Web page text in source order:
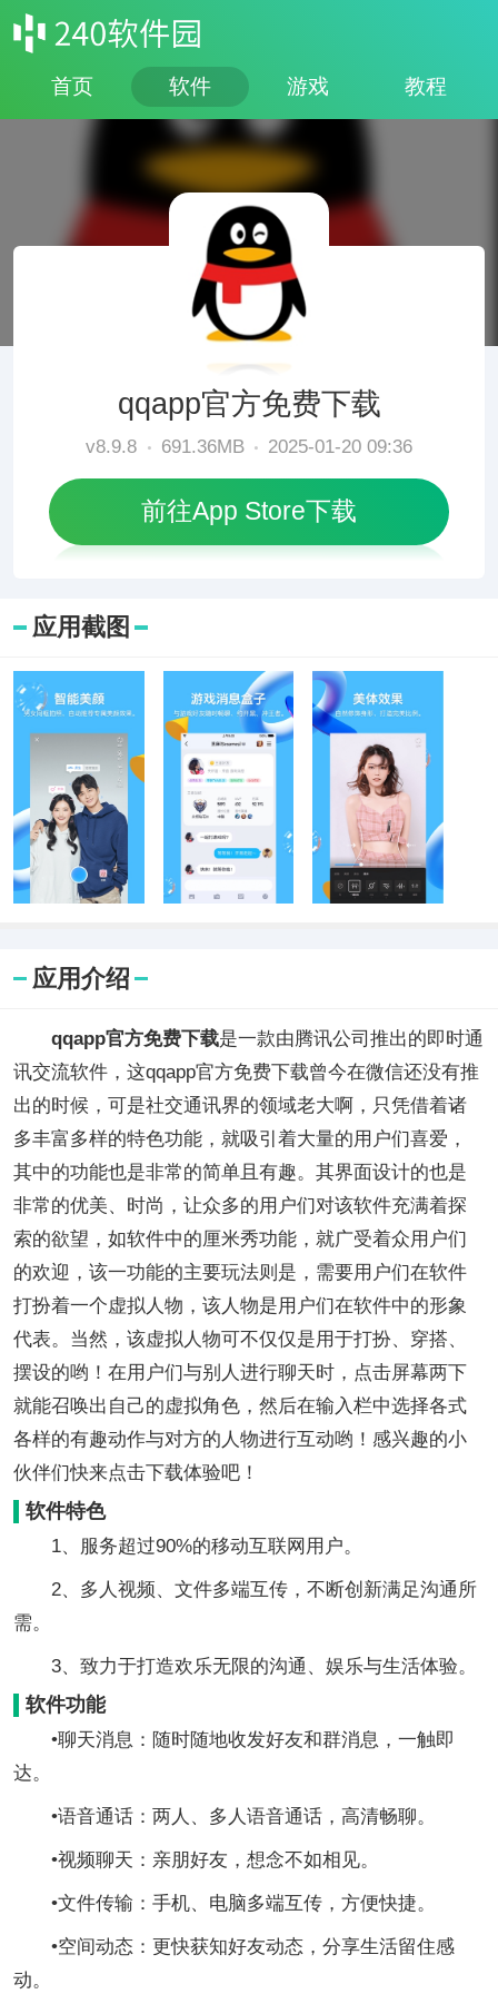
首页 软件 游戏 教程
qqapp官方免费下载
v8.9.8 691.36MB 2025-01-20 09:36
前往App Store下载
应用截图
应用介绍
qqapp官方免费下载是一款由腾讯公司推出的即时通
讯交流软件，这qqapp官方免费下载曾今在微信还没有推
出的时候，可是社交通讯界的领域老大啊，只凭借着诸
多丰富多样的特色功能，就吸引着大量的用户们喜爱，
其中的功能也是非常的简单且有趣。其界面设计的也是
非常的优美、时尚，让众多的用户们对该软件充满着探
索的欲望，如软件中的厘米秀功能，就广受着众用户们
的欢迎，该一功能的主要玩法则是，需要用户们在软件
打扮着一个虚拟人物，该人物是用户们在软件中的形象
代表。当然，该虚拟人物可不仅仅是用于打扮、穿搭、
摆设的哟！在用户们与别人进行聊天时，点击屏幕两下
就能召唤出自己的虚拟角色，然后在输入栏中选择各式
各样的有趣动作与对方的人物进行互动哟！感兴趣的小
伙伴们快来点击下载体验吧！
软件特色
1、服务超过90%的移动互联网用户。
2、多人视频、文件多端互传，不断创新满足沟通所
需。
3、致力于打造欢乐无限的沟通、娱乐与生活体验。
软件功能
•聊天消息：随时随地收发好友和群消息，一触即
达。
•语音通话：两人、多人语音通话，高清畅聊。
•视频聊天：亲朋好友，想念不如相见。
•文件传输：手机、电脑多端互传，方便快捷。
•空间动态：更快获知好友动态，分享生活留住感
动。